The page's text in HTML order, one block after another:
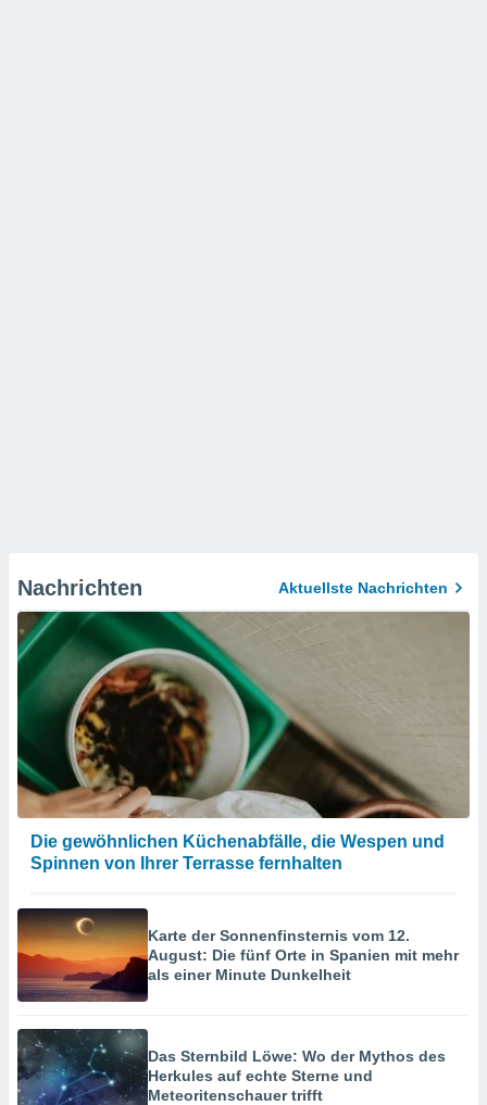
Nachrichten Aktuellste Nachrichten
Die gewöhnlichen Küchenabfälle, die Wespen und
Spinnen von Ihrer Terrasse fernhalten
Karte der Sonnenfinsternis vom 12.
August: Die fünf Orte in Spanien mit mehr
als einer Minute Dunkelheit
Das Sternbild Löwe: Wo der Mythos des
Herkules auf echte Sterne und
Meteoritenschauer trifft